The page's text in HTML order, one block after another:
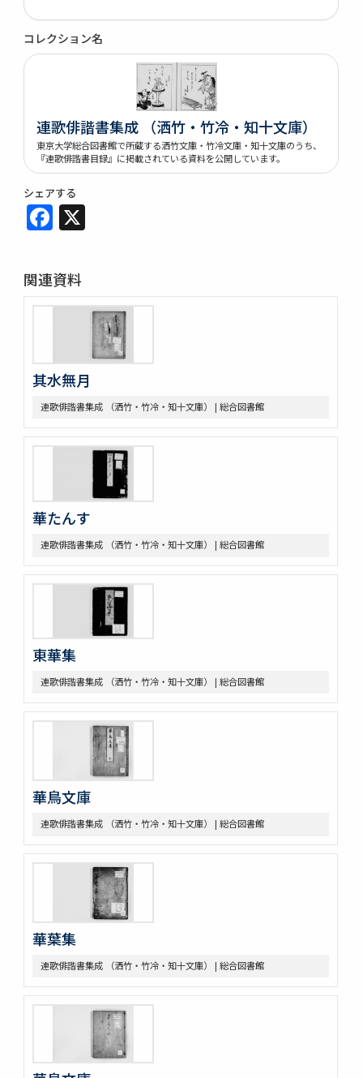
コレクション名
連歌俳諧書集成 （洒竹・竹冷・知十文庫）
東京大学総合図書館で所蔵する洒竹文庫・竹冷文庫・知十文庫のうち、
『連歌俳諧書目録』に掲載されている資料を公開しています。
シェアする
Facebook
関連資料
其水無月
連歌俳諧書集成 （洒竹・竹冷・知十文庫） | 総合図書館
華たんす
連歌俳諧書集成 （洒竹・竹冷・知十文庫） | 総合図書館
東華集
連歌俳諧書集成 （洒竹・竹冷・知十文庫） | 総合図書館
華鳥文庫
連歌俳諧書集成 （洒竹・竹冷・知十文庫） | 総合図書館
華葉集
連歌俳諧書集成 （洒竹・竹冷・知十文庫） | 総合図書館